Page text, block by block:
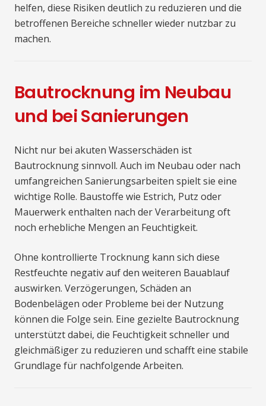
helfen, diese Risiken deutlich zu reduzieren und die
betroffenen Bereiche schneller wieder nutzbar zu
machen.
Bautrocknung im Neubau
und bei Sanierungen
Nicht nur bei akuten Wasserschäden ist
Bautrocknung sinnvoll. Auch im Neubau oder nach
umfangreichen Sanierungsarbeiten spielt sie eine
wichtige Rolle. Baustoffe wie Estrich, Putz oder
Mauerwerk enthalten nach der Verarbeitung oft
noch erhebliche Mengen an Feuchtigkeit.
Ohne kontrollierte Trocknung kann sich diese
Restfeuchte negativ auf den weiteren Bauablauf
auswirken. Verzögerungen, Schäden an
Bodenbelägen oder Probleme bei der Nutzung
können die Folge sein. Eine gezielte Bautrocknung
unterstützt dabei, die Feuchtigkeit schneller und
gleichmäßiger zu reduzieren und schafft eine stabile
Grundlage für nachfolgende Arbeiten.